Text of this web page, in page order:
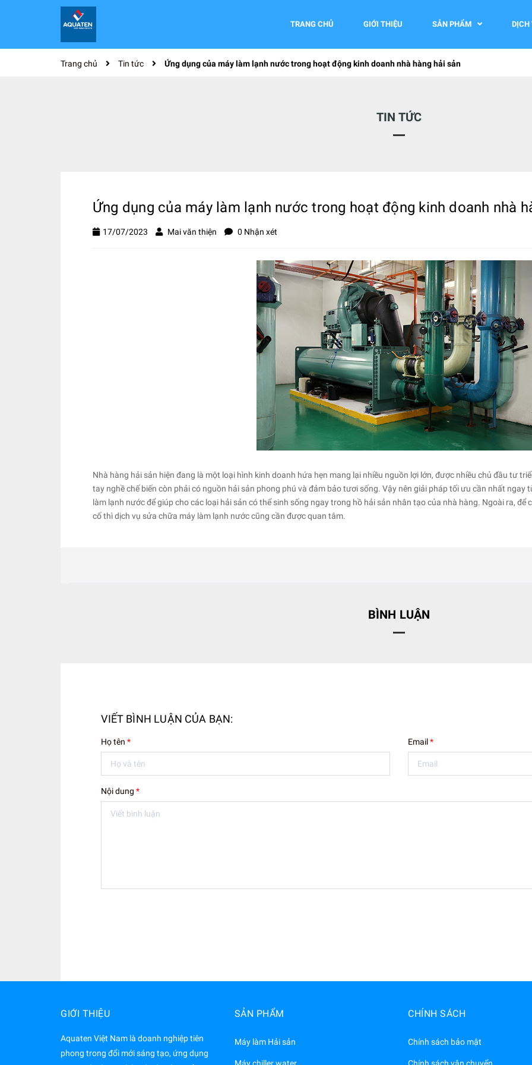
TRANG CHỦ GIỚI THIỆU SẢN PHẨM DỊCH
Trang chủ Tin tức Ứng dụng của máy làm lạnh nước trong hoạt động kinh doanh nhà hàng hải sản
TIN TỨC
Ứng dụng của máy làm lạnh nước trong hoạt động kinh doanh nhà
17/07/2023 Mai văn thiện 0 Nhận xét
Nhà hàng hải sản hiện đang là một loại hình kinh doanh hứa hẹn mang lại nhiều nguồn lợi lớn, được nhiều chủ đầu tư
tay nghề chế biến còn phải có nguồn hải sản phong phú và đảm bảo tươi sống. Vậy nên giải pháp tối ưu cần nhất ngay
làm lạnh nước để giúp cho các loại hải sản có thể sinh sống ngay trong hồ hải sản nhân tạo của nhà hàng. Ngoài ra, để
cố thì dịch vụ sửa chữa máy làm lạnh nước cũng cần được quan tâm.
BÌNH LUẬN
VIẾT BÌNH LUẬN CỦA BẠN:
Họ tên* Email*
Nội dung*
GIỚI THIỆU
Aquaten Việt Nam là doanh nghiệp tiên
phong trong đổi mới sáng tạo, ứng dụng
SẢN PHẨM
Máy làm Hải sản
CHÍNH SÁCH
Chính sách bảo mật